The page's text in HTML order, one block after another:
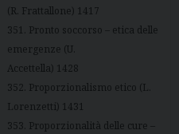
(R. Frattallone) 1417
351. Pronto soccorso – etica delle
emergenze (U.
Accettella) 1428
352. Proporzionalismo etico (L.
Lorenzetti) 1431
353. Proporzionalità delle cure –